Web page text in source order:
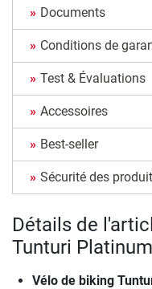
Documents
Conditions de
Test & Évaluations
Accessoires
Best-seller
Sécurité des
Détails de
Tunturi
Vélo de biking